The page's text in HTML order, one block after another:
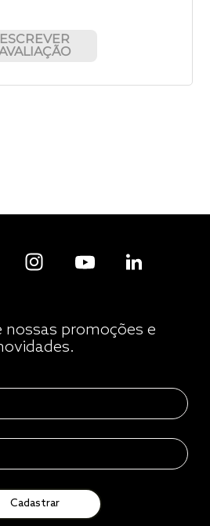
ESCREVER
promoções e
Cadastrar